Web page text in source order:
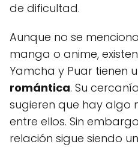
de dificultad.
Aunque no se
manga o anime,
Yamcha y Puar tienen
romántica. Su
sugieren que hay algo
entre ellos. Sin
relación sigue siendo